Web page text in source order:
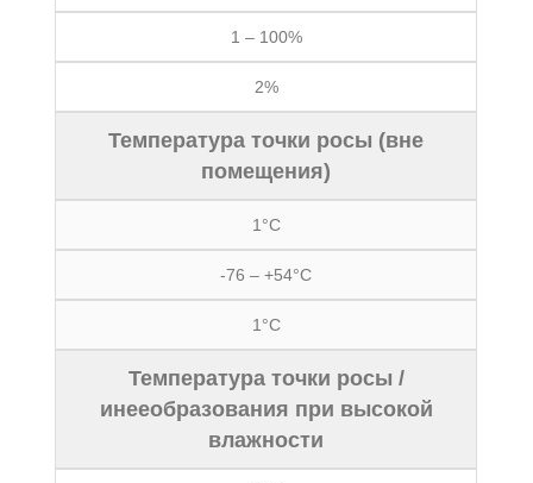
1 – 100%
2%
Температура точки росы (вне
помещения)
1°C
-76 – +54°C
1°C
Температура точки росы /
инееобразования при высокой
влажности